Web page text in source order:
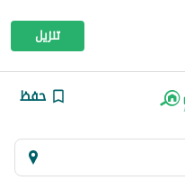
تنزيل
حفظ